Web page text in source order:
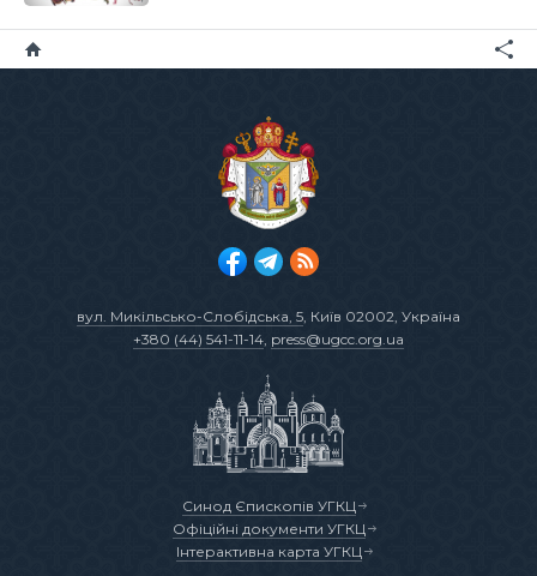
вул. Микільсько-Слобідська, 5, Київ 02002, Україна
+380 (44) 541-11-14, press@ugcc.org.ua
Синод Єпископів УГКЦ
Офіційні документи УГКЦ
Інтерактивна карта УГКЦ